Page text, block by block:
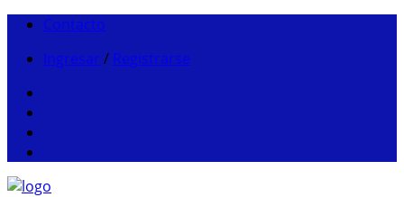
Contacto
Ingresar / Registrarse